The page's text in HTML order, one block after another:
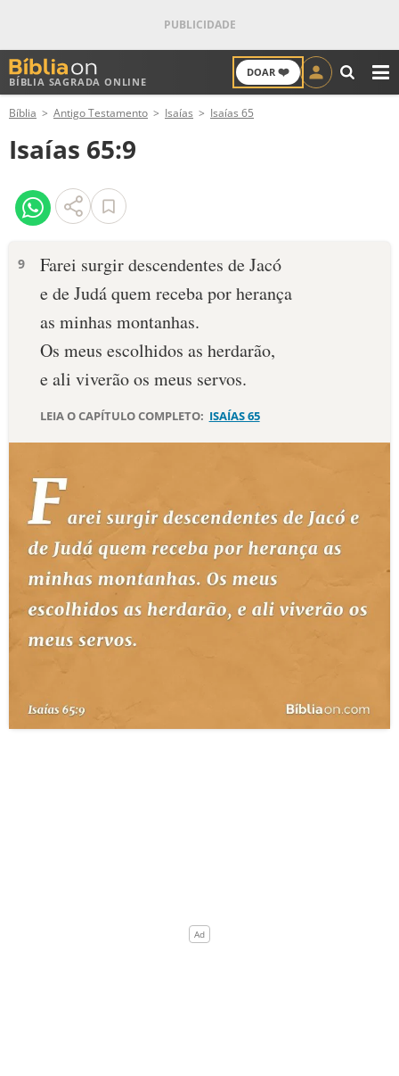
BÍBLIA SAGRADA ONLINE
DOAR ❤️
ANTIGO TESTAMENTO
NOVO TESTAMENTO
VERSÍCULOS
PALAVRA DO DIA
SALMO DO DIA
DEVOCIONAL DIÁRIO
ESTUDOS BÍBLICOS
ESBOÇOS DE PREGAÇÃO
TEMAS
PERGUNTE À BÍBLIA IA
QUEM SOMOS
Bíblia Antigo Testamento Isaías Isaías 65
Isaías 65:9
9
Farei surgir descendentes de Jacó
e de Judá quem receba por herança
as minhas montanhas.
Os meus escolhidos as herdarão,
e ali viverão os meus servos.
LEIA O CAPÍTULO COMPLETO: ISAÍAS 65